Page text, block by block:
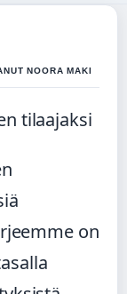
NOORA MAKI
tilaajaksi
on